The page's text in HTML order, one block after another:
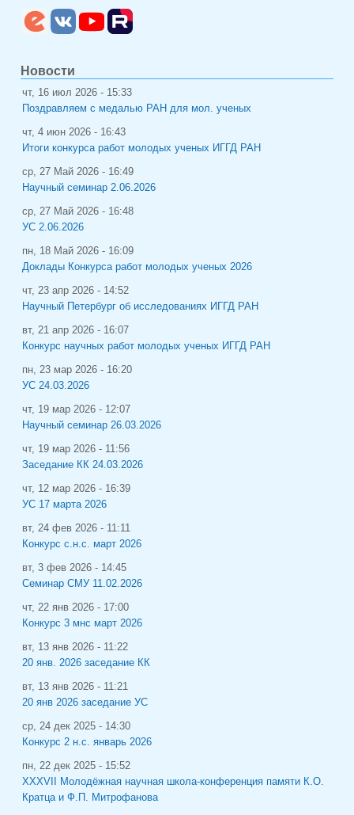
Новости
чт, 16 июл 2026 - 15:33
Поздравляем с медалью РАН для мол. ученых
чт, 4 июн 2026 - 16:43
Итоги конкурса работ молодых ученых ИГГД РАН
ср, 27 Май 2026 - 16:49
Научный семинар 2.06.2026
ср, 27 Май 2026 - 16:48
УС 2.06.2026
пн, 18 Май 2026 - 16:09
Доклады Конкурса работ молодых ученых 2026
чт, 23 апр 2026 - 14:52
Научный Петербург об исследованиях ИГГД РАН
вт, 21 апр 2026 - 16:07
Конкурс научных работ молодых ученых ИГГД РАН
пн, 23 мар 2026 - 16:20
УС 24.03.2026
чт, 19 мар 2026 - 12:07
Научный семинар 26.03.2026
чт, 19 мар 2026 - 11:56
Заседание КК 24.03.2026
чт, 12 мар 2026 - 16:39
УС 17 марта 2026
вт, 24 фев 2026 - 11:11
Конкурс с.н.с. март 2026
вт, 3 фев 2026 - 14:45
Семинар СМУ 11.02.2026
чт, 22 янв 2026 - 17:00
Конкурс 3 мнс март 2026
вт, 13 янв 2026 - 11:22
20 янв. 2026 заседание КК
вт, 13 янв 2026 - 11:21
20 янв 2026 заседание УС
ср, 24 дек 2025 - 14:30
Конкурс 2 н.с. январь 2026
пн, 22 дек 2025 - 15:52
XXXVII Молодёжная научная школа-конференция памяти К.О.
Кратца и Ф.П. Митрофанова